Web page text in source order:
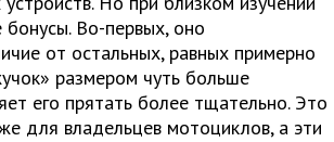
бонусы. Во-первых, оно
от остальных, равных примерно
размером чуть больше
его прятать более тщательно. Это
для владельцев мотоциклов, а эти